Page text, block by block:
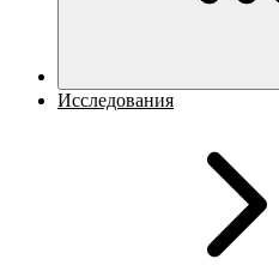
Исследования